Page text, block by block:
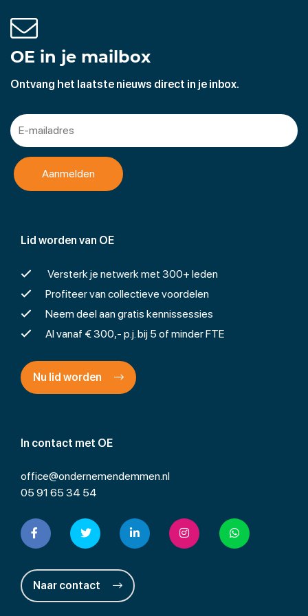
In contact met OE
office@ondernemendemmen.nl
05 91 65 34 54
Naar contact
Lid worden van OE
Versterk je netwerk met 300+ leden
Profiteer van collectieve voordelen
Neem deel aan gratis kennissessies
Al vanaf € 300,- p.j. bij 5 of minder FTE
Nu lid worden
OE in je mailbox
Ontvang het laatste nieuws direct in je inbox.